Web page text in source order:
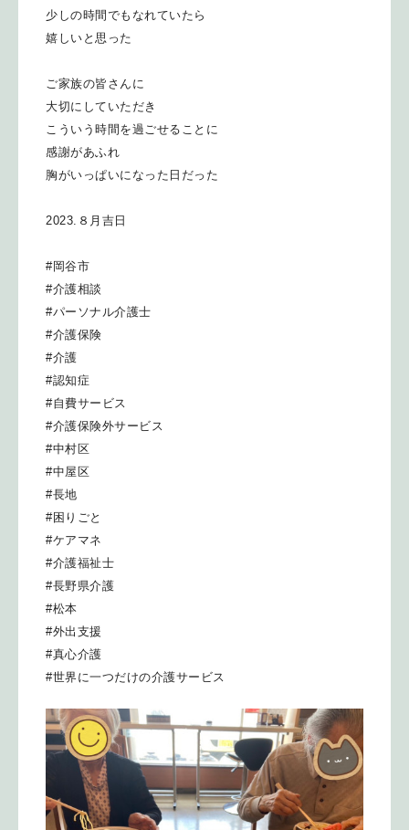
少しの時間でもなれていたら
嬉しいと思った
ご家族の皆さんに
大切にしていただき
こういう時間を過ごせることに
感謝があふれ
胸がいっぱいになった日だった
2023.８月吉日
#岡谷市
#介護相談
#パーソナル介護士
#介護保険
#介護
#認知症
#自費サービス
#介護保険外サービス
#中村区
#中屋区
#長地
#困りごと
#ケアマネ
#介護福祉士
#長野県介護
#松本
#外出支援
#真心介護
#世界に一つだけの介護サービス